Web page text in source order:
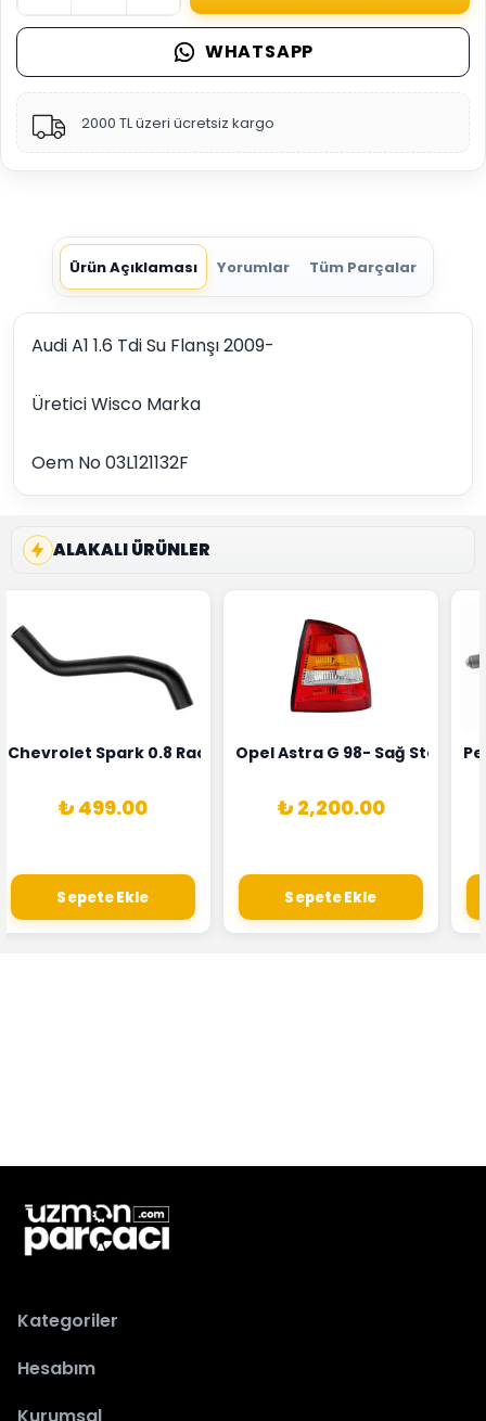
WHATSAPP
2000 TL üzeri ücretsiz kargo
Ürün Açıklaması Yorumlar Tüm Parçalar
Audi A1 1.6 Tdi Su Flanşı 2009-
Üretici Wisco Marka
Oem No 03L121132F
ALAKALI ÜRÜNLER
1628HN-0258010081
Alternatörü Valeo Marka 05E903018G
Chevrolet Spark 0.8 Radyatör Üst Hortumu Rapro Marka
₺ 499.00
Sepete Ekle
Opel Astra G 98- Sağ Stop
₺ 2,200.00
Sepete Ekle
Kategoriler
Hesabım